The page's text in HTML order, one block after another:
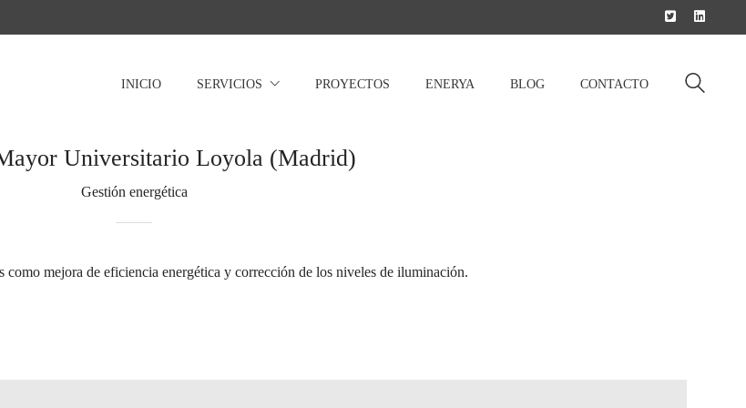
INICIO SERVICIOS PROYECTOS ENERYA BLOG CONTACTO
Universitario Loyola (Madrid)
Gestión energética
como mejora de eficiencia energética y corrección de los niveles de iluminación.